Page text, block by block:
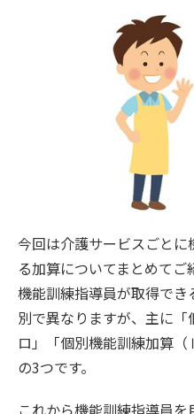
今回は介護サービスごと
る加算についてまとめてご
機能訓練指導員が取得で
別で異なりますが、主に
ロ」「個別機能訓練加算
の3つです。
これから機能訓練指導員